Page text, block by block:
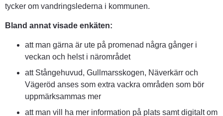
tycker om vandringslederna i kommunen.
Bland annat visade enkäten:
att man gärna är ute på promenad några gånger i
veckan och helst i närområdet
att Stångehuvud, Gullmarsskogen, Näverkärr och
Vägeröd anses som extra vackra områden som bör
uppmärksammas mer
att man vill ha mer information på plats samt digitalt om